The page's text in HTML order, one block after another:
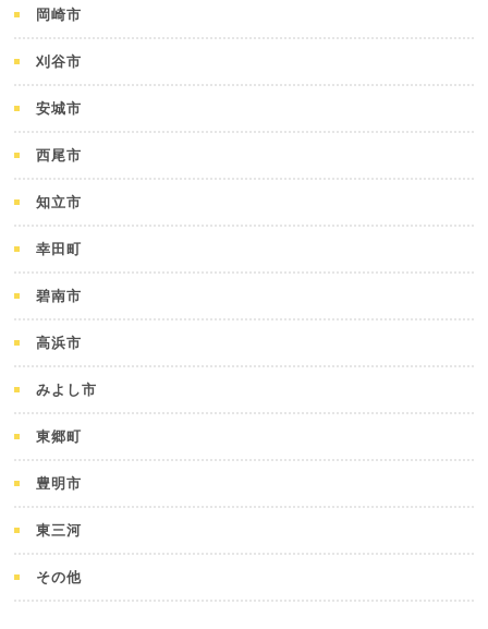
岡崎市
刈谷市
安城市
西尾市
知立市
幸田町
碧南市
高浜市
みよし市
東郷町
豊明市
東三河
その他